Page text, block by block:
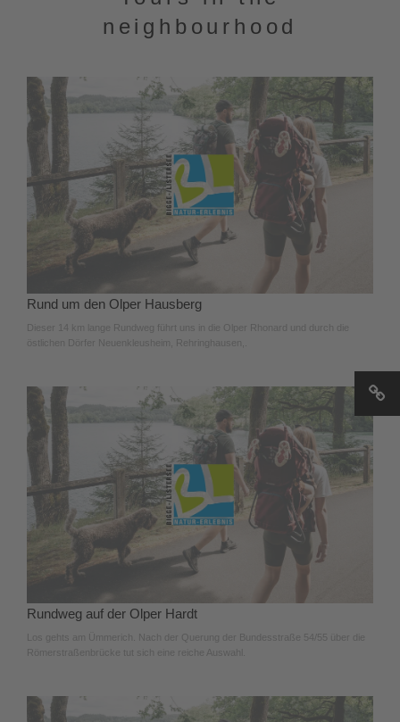
neighbourhood
Rund um den Olper Hausberg
Dieser 14 km lange Rundweg führt uns in die Olper Rhonard und durch die
östlichen Dörfer Neuenkleusheim, Rehringhausen,.
Rundweg auf der Olper Hardt
Los gehts am Ümmerich. Nach der Querung der Bundesstraße 54/55 über die
Römerstraßenbrücke tut sich eine reiche Auswahl.